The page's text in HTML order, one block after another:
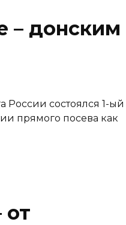
– донским
состоялся 1-ый
прямого посева как
от